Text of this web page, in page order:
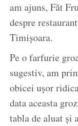
am ajuns, Făt
despre
Timișoara.
Pe o farfurie
sugestiv, am
obicei ușor
data aceasta
tabla de aluat și